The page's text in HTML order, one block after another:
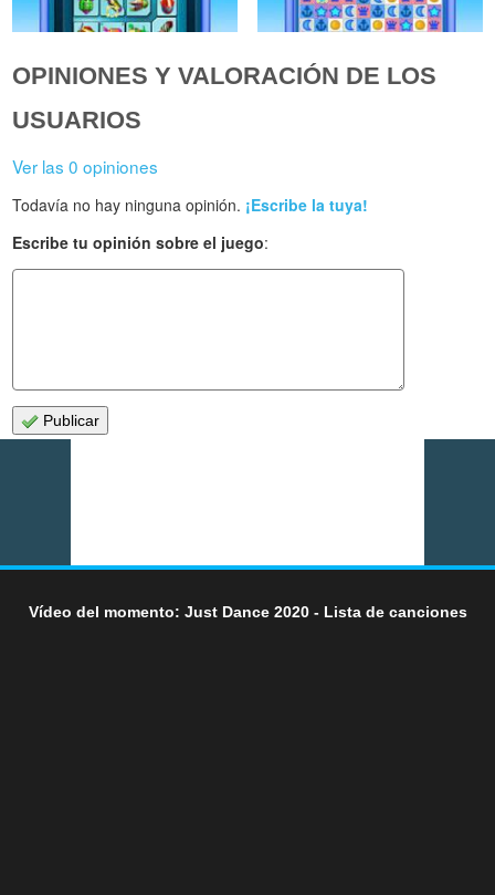
OPINIONES Y VALORACIÓN DE LOS
USUARIOS
Ver las 0 opiniones
Todavía no hay ninguna opinión. ¡Escribe la tuya!
Escribe tu opinión sobre el juego:
Publicar
Vídeo del momento: Just Dance 2020 - Lista de canciones